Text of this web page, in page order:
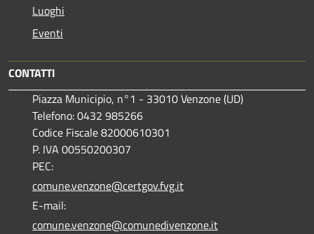
Luoghi
Eventi
CONTATTI
Piazza Municipio, n°1 - 33010 Venzone (UD)
Telefono: 0432 985266
Codice Fiscale 82000610301
P. IVA 00550200307
PEC:
comune.venzone@certgov.fvg.it
E-mail:
comune.venzone@comunedivenzone.it